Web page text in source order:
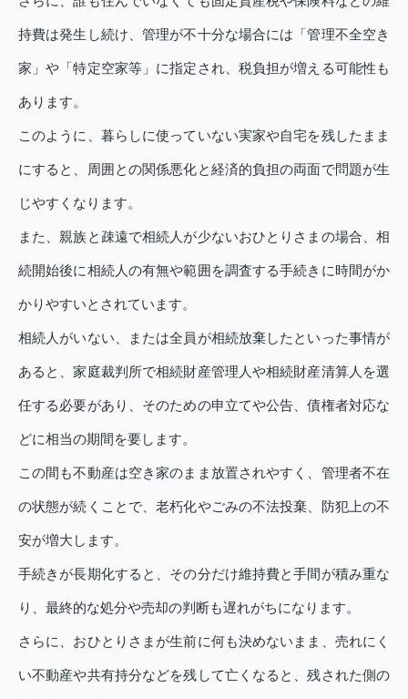
持費は発生し続け、管理が不十分な場合には「管理不全空き
家」や「特定空家等」に指定され、税負担が増える可能性も
あります。
このように、暮らしに使っていない実家や自宅を残したまま
にすると、周囲との関係悪化と経済的負担の両面で問題が生
じやすくなります。
また、親族と疎遠で相続人が少ないおひとりさまの場合、相
続開始後に相続人の有無や範囲を調査する手続きに時間がか
かりやすいとされています。
相続人がいない、または全員が相続放棄したといった事情が
あると、家庭裁判所で相続財産管理人や相続財産清算人を選
任する必要があり、そのための申立てや公告、債権者対応な
どに相当の期間を要します。
この間も不動産は空き家のまま放置されやすく、管理者不在
の状態が続くことで、老朽化やごみの不法投棄、防犯上の不
安が増大します。
手続きが長期化すると、その分だけ維持費と手間が積み重な
り、最終的な処分や売却の判断も遅れがちになります。
さらに、おひとりさまが生前に何も決めないまま、売れにく
い不動産や共有持分などを残して亡くなると、残された側の